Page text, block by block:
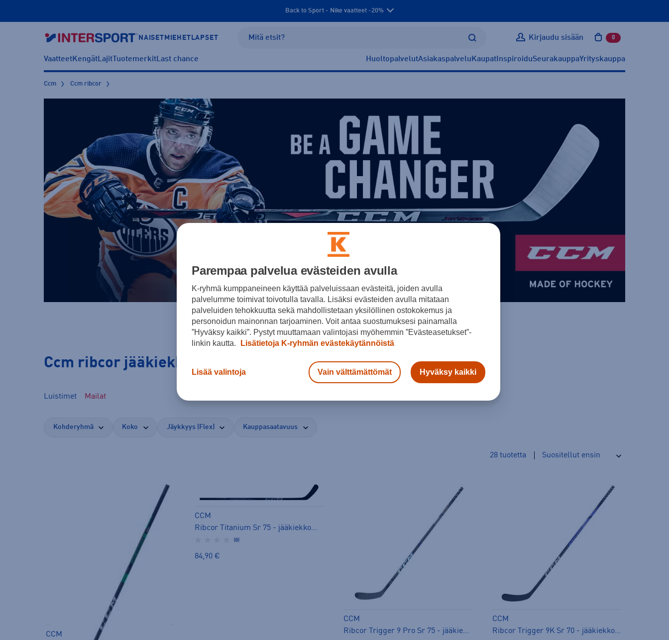
Back to Sport - Nike vaatteet -20%
NAISET MIEHET LAPSET Kirjaudu sisään 0 tuotetta
VaatteetKengätLajitTuotemerkitLast chance HuoltopalvelutAsiakaspalvelu Kaupat InspiroiduSeurakauppaYrityskauppa
Ccm Ccm ribcor
Ccm ribcor jääkiekkomailat
Luistimet Mailat
Kohderyhmä Koko Jäykkyys (Flex) Kauppasaatavuus
28 tuotetta
CCM
CCM
Ribcor Titanium Sr 75 - jääkiekkomaila
(0)
84,90 €
CCM
Ribcor Trigger 9 Pro Sr 75 - jääkiekkomaila
CCM
Ribcor Trigger 9K Sr 70 - jääkiekkomaila
Parempaa palvelua evästeiden avulla
K-ryhmä kumppaneineen käyttää palveluissaan evästeitä, joiden avulla
palvelumme toimivat toivotulla tavalla. Lisäksi evästeiden avulla mitataan
palveluiden tehokkuutta sekä mahdollistetaan yksilöllinen ostokokemus ja
personoidun mainonnan tarjoaminen. Voit antaa suostumuksesi painamalla
”Hyväksy kaikki”. Pystyt muuttamaan valintojasi myöhemmin ”Evästeasetukset”-
linkin kautta.
Lisätietoja K-ryhmän evästekäytännöistä
Lisää valintoja Vain välttämättömät Hyväksy kaikki